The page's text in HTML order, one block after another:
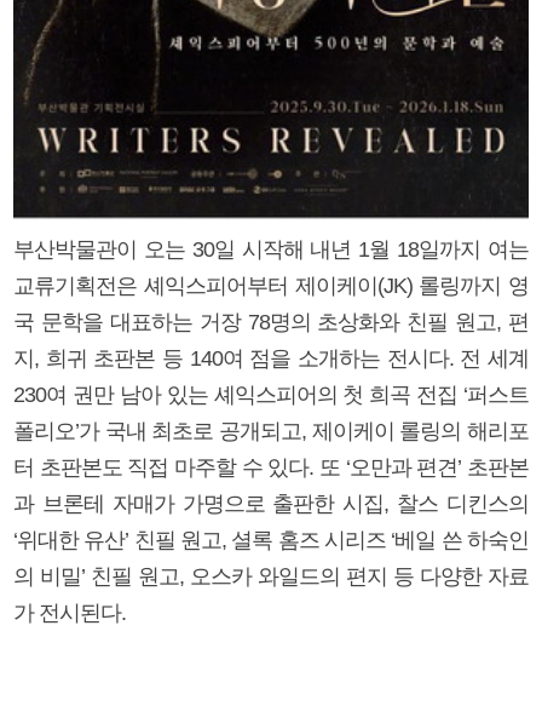
부산박물관이 오는 30일 시작해 내년 1월 18일까지 여는
교류기획전은 셰익스피어부터 제이케이(JK) 롤링까지 영
국 문학을 대표하는 거장 78명의 초상화와 친필 원고, 편
지, 희귀 초판본 등 140여 점을 소개하는 전시다. 전 세계
230여 권만 남아 있는 셰익스피어의 첫 희곡 전집 ‘퍼스트
폴리오’가 국내 최초로 공개되고, 제이케이 롤링의 해리포
터 초판본도 직접 마주할 수 있다. 또 ‘오만과 편견’ 초판본
과 브론테 자매가 가명으로 출판한 시집, 찰스 디킨스의
‘위대한 유산’ 친필 원고, 셜록 홈즈 시리즈 ‘베일 쓴 하숙인
의 비밀’ 친필 원고, 오스카 와일드의 편지 등 다양한 자료
가 전시된다.